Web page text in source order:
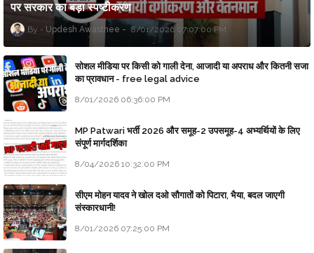
पर सरकार का बड़ा स्पष्टीकरण
Updesh Awasthee 8/01/2026 07:07:00 PM
सोशल मीडिया पर किसी को गाली देना, आजादी या अपराध और कितनी सजा
का प्रावधान - free legal advice
8/01/2026 06:36:00 PM
MP Patwari भर्ती 2026 और समूह-2 उपसमूह-4 अभ्यर्थियों के लिए
संपूर्ण मार्गदर्शिका
8/04/2026 10:32:00 PM
सीएम मोहन यादव ने खोल दओ सौगातों को पिटारा, भैया, बदल जाएगी
संस्कारधानी!
8/01/2026 07:25:00 PM